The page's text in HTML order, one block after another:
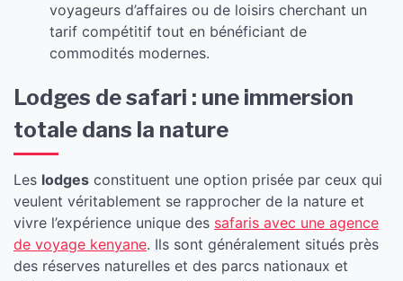
voyageurs d’affaires ou de loisirs cherchant un
tarif compétitif tout en bénéficiant de
commodités modernes.
Lodges de safari : une immersion
totale dans la nature
Les lodges constituent une option prisée par ceux qui
veulent véritablement se rapprocher de la nature et
vivre l’expérience unique des safaris avec une agence
de voyage kenyane. Ils sont généralement situés près
des réserves naturelles et des parcs nationaux et